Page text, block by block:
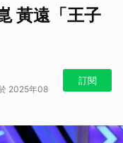
黃遠「王子
2025年08
訂閱